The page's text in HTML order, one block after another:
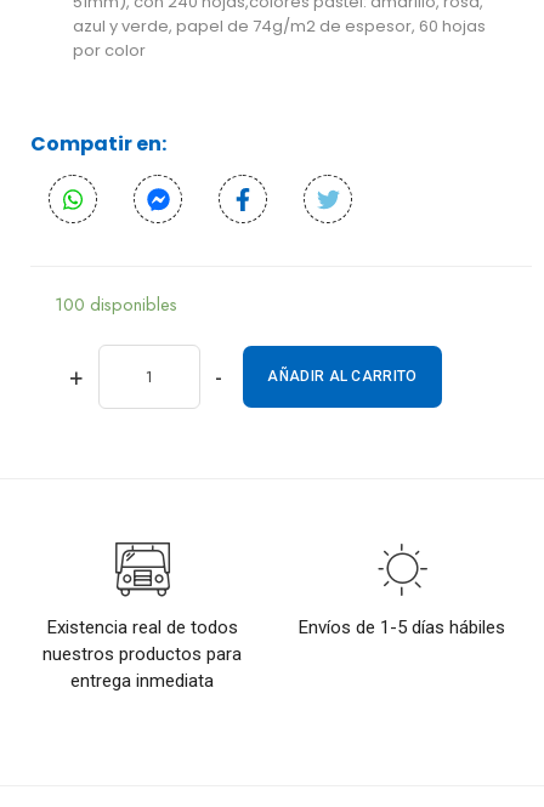
azul y verde, papel de 74g/m2 de espesor, 60 hojas
por color
Compatir en:
100 disponibles
+ - AÑADIR AL CARRITO
Existencia real de todos
nuestros productos para
entrega inmediata
Envíos de 1-5 días hábiles